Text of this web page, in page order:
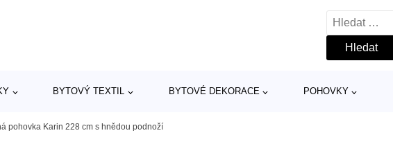
Vyhledávání
BYTOVÝ TEXTIL BYTOVÉ DEKORACE POHOVKY
pohovka Karin 228 cm s hnědou podnoží